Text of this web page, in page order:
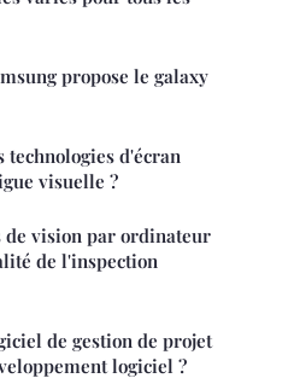
propose le galaxy
technologies d'écran
visuelle ?
de vision par ordinateur
de l'inspection
de gestion de projet
logiciel ?